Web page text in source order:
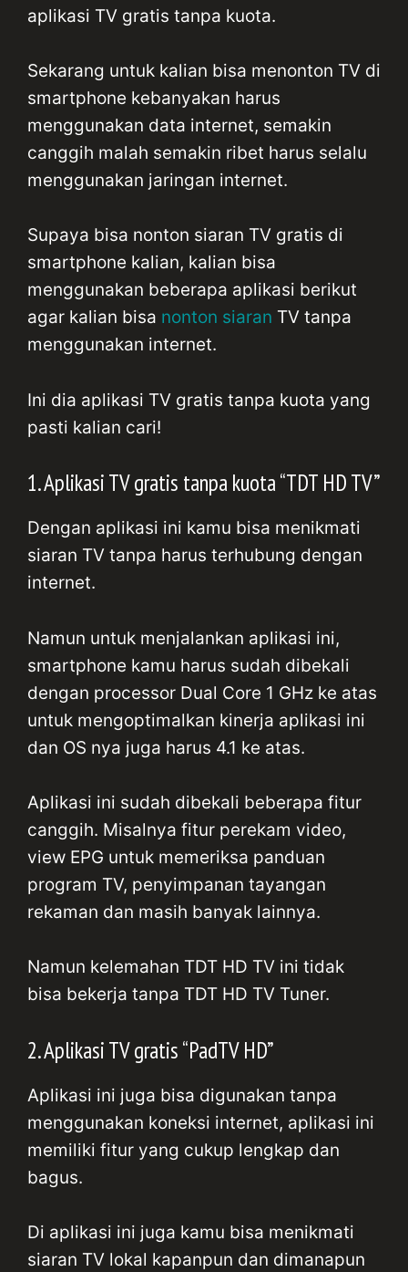
aplikasi TV gratis tanpa kuota.
Sekarang untuk kalian bisa menonton TV di
smartphone kebanyakan harus
menggunakan data internet, semakin
canggih malah semakin ribet harus selalu
menggunakan jaringan internet.
Supaya bisa nonton siaran TV gratis di
smartphone kalian, kalian bisa
menggunakan beberapa aplikasi berikut
agar kalian bisa nonton siaran TV tanpa
menggunakan internet.
Ini dia aplikasi TV gratis tanpa kuota yang
pasti kalian cari!
1. Aplikasi TV gratis tanpa kuota “TDT HD TV”
Dengan aplikasi ini kamu bisa menikmati
siaran TV tanpa harus terhubung dengan
internet.
Namun untuk menjalankan aplikasi ini,
smartphone kamu harus sudah dibekali
dengan processor Dual Core 1 GHz ke atas
untuk mengoptimalkan kinerja aplikasi ini
dan OS nya juga harus 4.1 ke atas.
Aplikasi ini sudah dibekali beberapa fitur
canggih. Misalnya fitur perekam video,
view EPG untuk memeriksa panduan
program TV, penyimpanan tayangan
rekaman dan masih banyak lainnya.
Namun kelemahan TDT HD TV ini tidak
bisa bekerja tanpa TDT HD TV Tuner.
2. Aplikasi TV gratis “PadTV HD”
Aplikasi ini juga bisa digunakan tanpa
menggunakan koneksi internet, aplikasi ini
memiliki fitur yang cukup lengkap dan
bagus.
Di aplikasi ini juga kamu bisa menikmati
siaran TV lokal kapanpun dan dimanapun